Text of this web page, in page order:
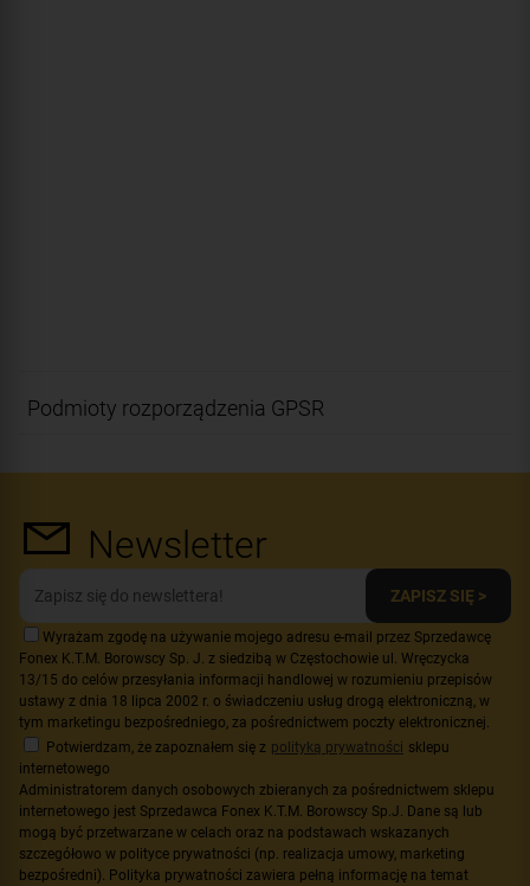
Podmioty rozporządzenia GPSR
Newsletter
ZAPISZ SIĘ >
Wyrażam zgodę na używanie mojego adresu e-mail przez Sprzedawcę
Fonex K.T.M. Borowscy Sp. J. z siedzibą w Częstochowie ul. Wręczycka
13/15 do celów przesyłania informacji handlowej w rozumieniu przepisów
ustawy z dnia 18 lipca 2002 r. o świadczeniu usług drogą elektroniczną, w
tym marketingu bezpośredniego, za pośrednictwem poczty elektronicznej.
Potwierdzam, że zapoznałem się z polityką prywatności sklepu
internetowego
Administratorem danych osobowych zbieranych za pośrednictwem sklepu
internetowego jest Sprzedawca Fonex K.T.M. Borowscy Sp.J. Dane są lub
mogą być przetwarzane w celach oraz na podstawach wskazanych
szczegółowo w polityce prywatności (np. realizacja umowy, marketing
bezpośredni). Polityka prywatności zawiera pełną informację na temat